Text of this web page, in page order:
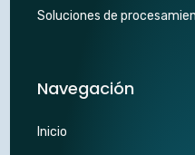
Soluciones de
Navegación
Inicio